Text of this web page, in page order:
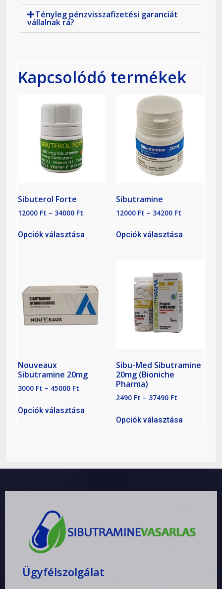
Tényleg pénzvisszafizetési garanciát
vállalnak rá?
Kapcsolódó termékek
Sibuterol Forte
12000 Ft – 34000 Ft
Opciók választása
Sibutramine
12000 Ft – 34200 Ft
Opciók választása
Nouveaux
Sibutramine 20mg
3000 Ft – 45000 Ft
Opciók választása
Sibu-Med Sibutramine
20mg (Bioniche
Pharma)
2490 Ft – 37490 Ft
Opciók választása
Ügyfélszolgálat